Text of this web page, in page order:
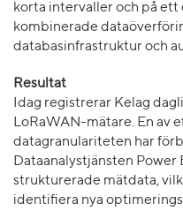
korta intervaller och på
kombinerade
databasinfrastruktur och
Resultat
Idag registrerar Kelag
LoRaWAN-mätare. En av
datagranulariteten har
Dataanalystjänsten Power
strukturerade mätdata,
identifiera nya